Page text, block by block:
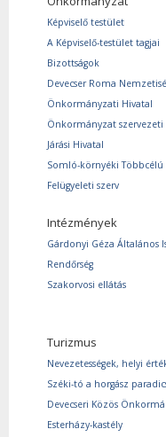
Képviselő testület
A Képviselő-testület tagjai
Bizottságok
Devecser Roma
Önkormányzati Hivatal
Önkormányzat szervezeti
Járási Hivatal
Somló-környéki Többcélú
Felügyeleti szerv
Intézmények
Gárdonyi Géza Általános
Rendőrség
Szakorvosi ellátás
Turizmus
Nevezetességek, helyi
Széki-tó a horgász
Devecseri Közös
Esterházy-kastély